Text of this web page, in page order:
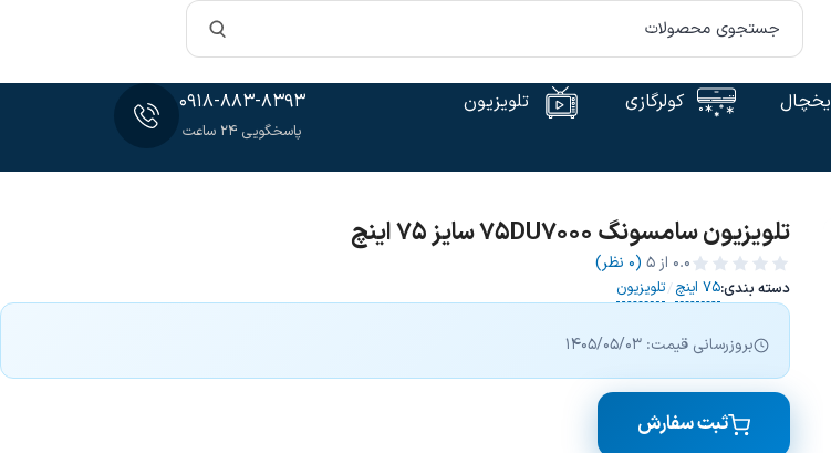
یخچال کولرگازی تلویزیون 0918-883-8393
پاسخگویی 24 ساعت
تلویزیون سامسونگ 75DU7000 سایز 75 اینچ
0.0 از ۵ (0 نظر)
دسته بندی:75 اینچ /تلویزیون
بروزرسانی قیمت: 1405/05/03
ثبت سفارش